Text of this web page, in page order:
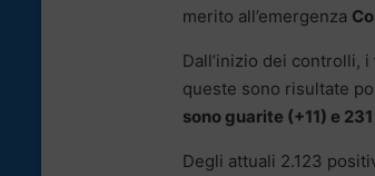
merito all’emergenza
Dall’inizio dei controlli, i
queste sono risultate
sono guarite (+11) e
Degli attuali 2.123